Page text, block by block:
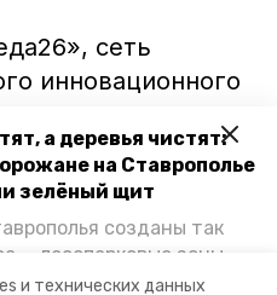
и технических данных
а деревья чистят:
на Ставрополье
зелёный щит
созданы так
— лесопарковые зоны,
выхлопных
сеть
инновационного
в рамках
края
и